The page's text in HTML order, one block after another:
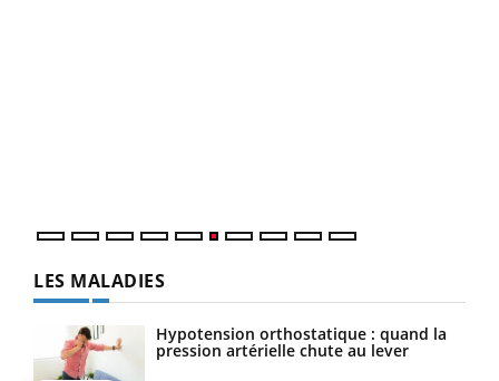
LES MALADIES
Hypotension orthostatique : quand la
pression artérielle chute au lever